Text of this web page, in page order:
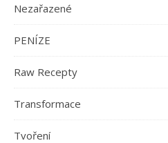
Nezařazené
PENÍZE
Raw Recepty
Transformace
Tvoření